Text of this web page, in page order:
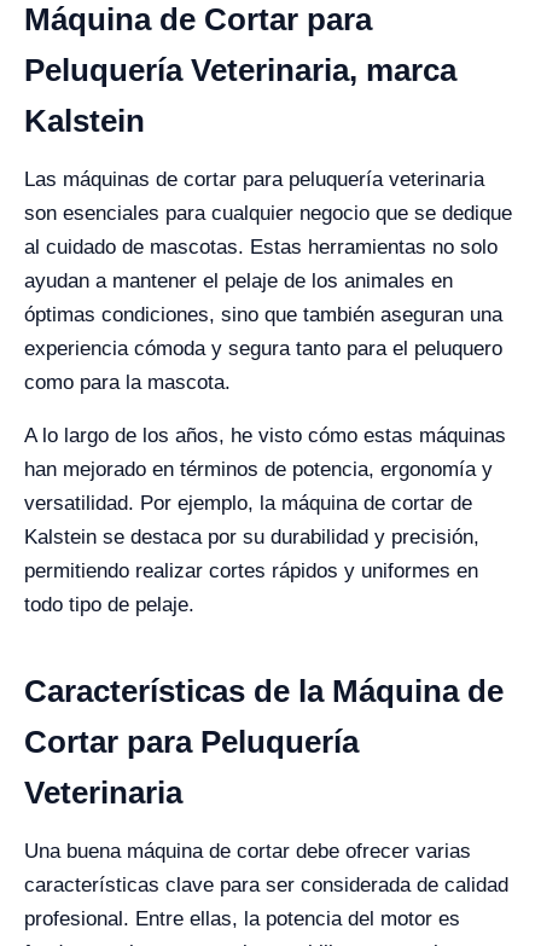
Máquina de Cortar para
Peluquería Veterinaria, marca
Kalstein
Las máquinas de cortar para peluquería veterinaria
son esenciales para cualquier negocio que se dedique
al cuidado de mascotas. Estas herramientas no solo
ayudan a mantener el pelaje de los animales en
óptimas condiciones, sino que también aseguran una
experiencia cómoda y segura tanto para el peluquero
como para la mascota.
A lo largo de los años, he visto cómo estas máquinas
han mejorado en términos de potencia, ergonomía y
versatilidad. Por ejemplo, la máquina de cortar de
Kalstein se destaca por su durabilidad y precisión,
permitiendo realizar cortes rápidos y uniformes en
todo tipo de pelaje.
Características de la Máquina de
Cortar para Peluquería
Veterinaria
Una buena máquina de cortar debe ofrecer varias
características clave para ser considerada de calidad
profesional. Entre ellas, la potencia del motor es